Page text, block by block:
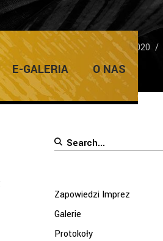
E-GALERIA O NAS
Home/2020 /
Search
Zapowiedzi Imprez
Galerie
Protokoły